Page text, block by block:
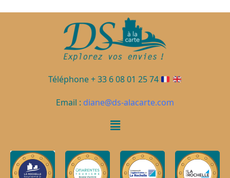
Téléphone + 33 6 08 01 25 74
Email : diane@ds-alacarte.com